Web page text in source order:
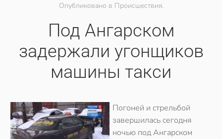
Опубликовано в Происшествия.
Под Ангарском
задержали угонщиков
машины такси
Погоней и стрельбой
завершилась сегодня
ночью под Ангарском